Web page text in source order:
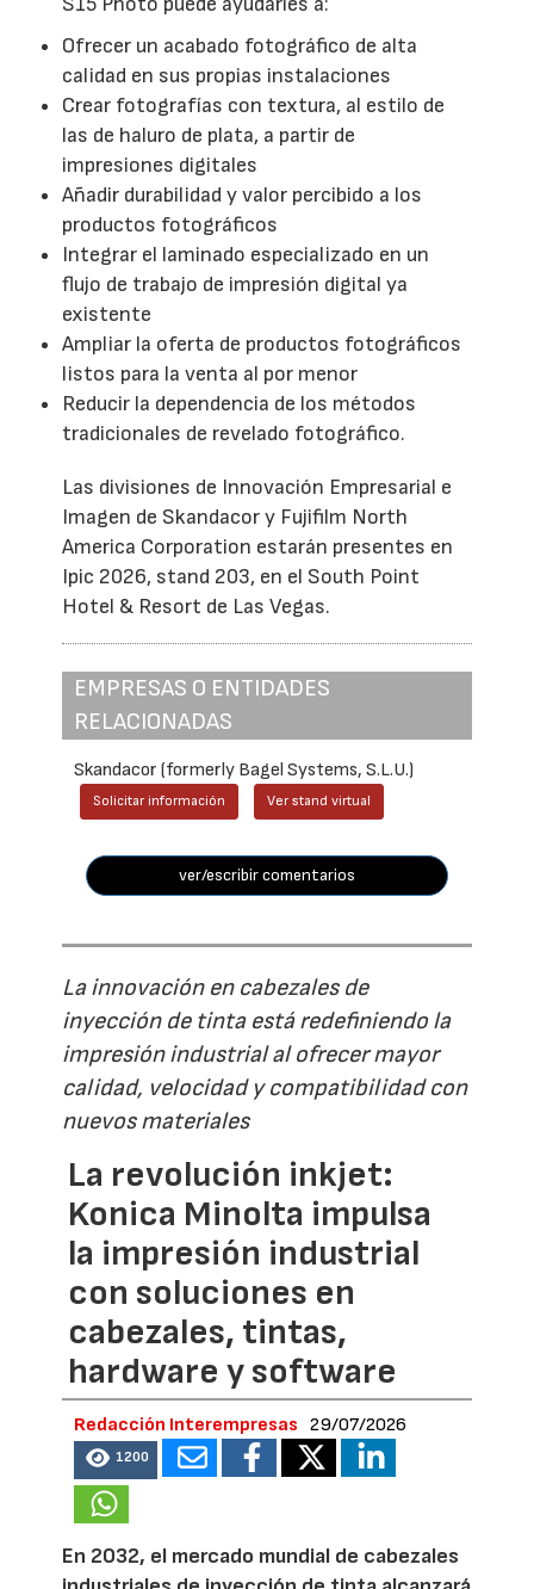
Ofrecer un acabado fotográfico de alta
calidad en sus propias instalaciones
Crear fotografías con textura, al estilo de
las de haluro de plata, a partir de
impresiones digitales
Añadir durabilidad y valor percibido a los
productos fotográficos
Integrar el laminado especializado en un
flujo de trabajo de impresión digital ya
existente
Ampliar la oferta de productos fotográficos
listos para la venta al por menor
Reducir la dependencia de los métodos
tradicionales de revelado fotográfico.
Las divisiones de Innovación Empresarial e
Imagen de Skandacor y Fujifilm North
America Corporation estarán presentes en
Ipic 2026, stand 203, en el South Point
Hotel & Resort de Las Vegas.
EMPRESAS O ENTIDADES
RELACIONADAS
Skandacor (formerly Bagel Systems, S.L.U.)
Solicitar información Ver stand virtual
ver/escribir comentarios
La innovación en cabezales de
inyección de tinta está redefiniendo la
impresión industrial al ofrecer mayor
calidad, velocidad y compatibilidad con
nuevos materiales
La revolución inkjet:
Konica Minolta impulsa
la impresión industrial
con soluciones en
cabezales, tintas,
hardware y software
Redacción Interempresas 29/07/2026
1200
En 2032, el mercado mundial de cabezales